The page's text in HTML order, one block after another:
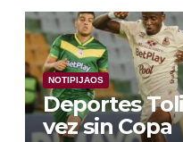
NOTIPIJAOS
Deportes
vez sin Copa